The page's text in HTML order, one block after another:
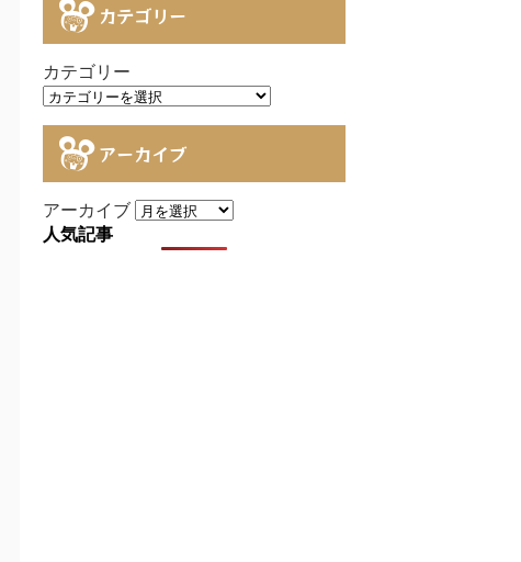
カテゴリー
カテゴリー
アーカイブ
アーカイブ
人気記事